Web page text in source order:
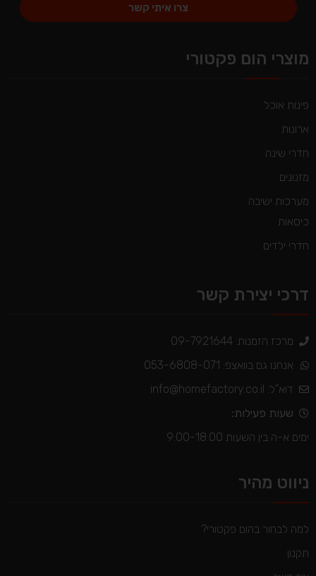
צרו איתי קשר
מוצרי הום פקטורי
פינות אוכל
ארונות
חדרי שינה
מזנונים
מערכות ישיבה
כיסאות
חדרי ילדים
דרכי יצירת קשר
מרכז הזמנות: 09-7921644
אנחנו גם בוואצפ: 053-6808-071
דוא"ל: info@homefactory.co.il
שעות פעילות:
ימים א-ה בין השעות 9:00-18:00
ניווט מהיר
למה לבחור בהום פקטורי?
תקנון